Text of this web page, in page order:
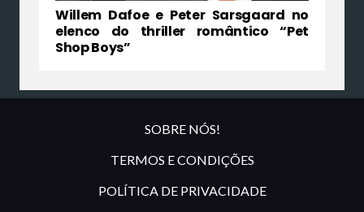
Willem Dafoe e Peter Sarsgaard no
elenco do thriller romântico “Pet
Shop Boys”
SOBRE NÓS!
TERMOS E CONDIÇÕES
POLÍTICA DE PRIVACIDADE